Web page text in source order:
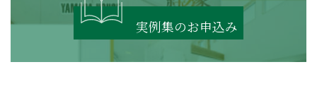
実例集のお申込み